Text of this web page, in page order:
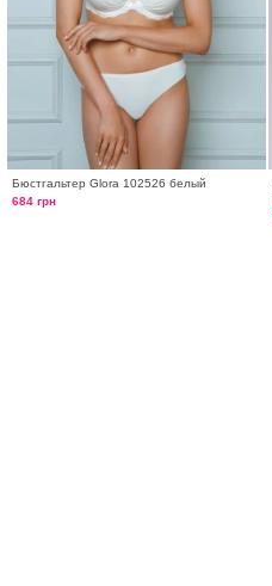
Бюстгальтер Glora 102526 белый
684 грн